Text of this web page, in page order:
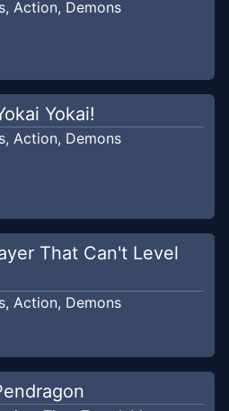
, Action, Demons
Yokai!
, Action, Demons
That Can't Level
, Action, Demons